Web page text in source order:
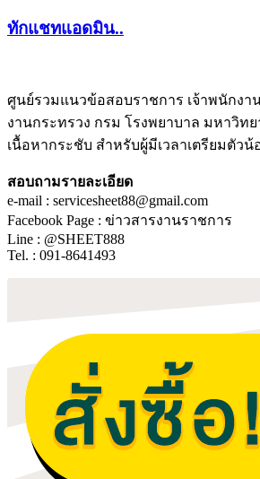
ทักแชทแอดมิน..
ศูนย์รวมแนวข้อสอบราชการ เจ้าพนักงา
งานกระทรวง กรม โรงพยาบาล มหาวิท
เนื้อหากระชับ สำหรับผู้มีเวลาเตรียมตัวน้
สอบถามรายละเอียด
e-mail : servicesheet88@gmail.com
Facebook Page : ข่าวสารงานราชการ
Line : @SHEET888
Tel. : 091-8641493